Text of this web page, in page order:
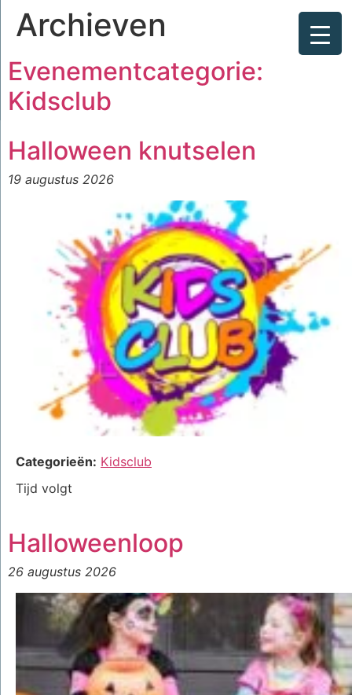
Archieven
Evenementcategorie:
Kidsclub
Halloween knutselen
19 augustus 2026
Categorieën: Kidsclub
Tijd volgt
Halloweenloop
26 augustus 2026